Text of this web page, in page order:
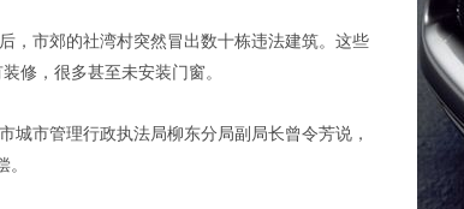
，市郊的社湾村突然冒出数十栋违法建筑。这些
修，很多甚至未安装门窗。
城市管理行政执法局柳东分局副局长曾令芳说，